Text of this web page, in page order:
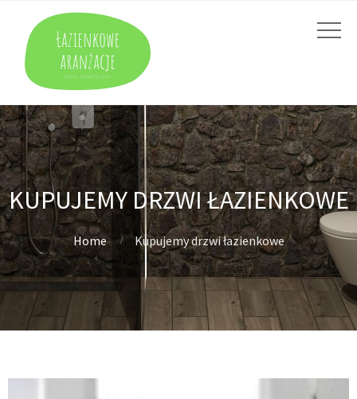
KUPUJEMY DRZWI ŁAZIENKOWE
Home Kupujemy drzwi łazienkowe